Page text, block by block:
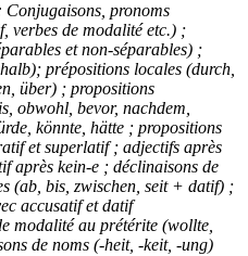
pronoms
verbes de modalité etc.) ;
et non-séparables) ;
prépositions locales (durch,
über) ; propositions
obwohl, bevor, nachdem,
könnte, hätte ; propositions
et superlatif ; adjectifs après
après kein-e ; déclinaisons de
(ab, bis, zwischen, seit + datif) ;
accusatif et datif
modalité au prétérite (wollte,
de noms (-heit, -keit, -ung)